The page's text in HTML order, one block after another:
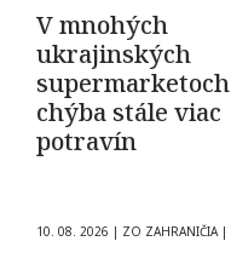
V mnohých
ukrajinských
supermarketoch
chýba stále viac
potravín
10. 08. 2026 | ZO ZAHRANIČIA |